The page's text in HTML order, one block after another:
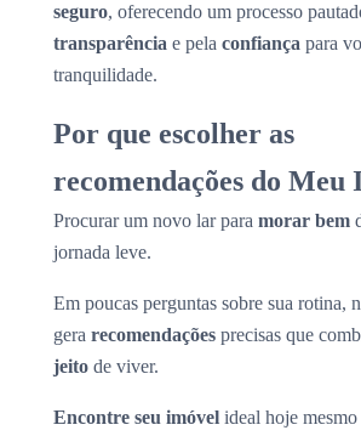
seguro, oferecendo um processo
transparência e pela confiança para
tranquilidade.
Por que escolher as
recomendações do Meu
Procurar um novo lar para morar bem
jornada leve.
Em poucas perguntas sobre sua rotina,
gera recomendações precisas que
jeito de viver.
Encontre seu imóvel ideal hoje